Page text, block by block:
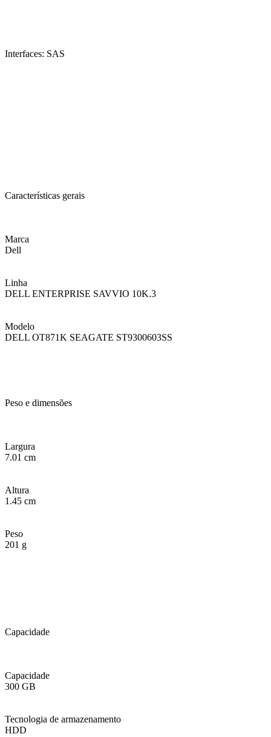
Interfaces: SAS
Características gerais
Marca
Dell
Linha
DELL ENTERPRISE SAVVIO 10K.3
Modelo
DELL OT871K SEAGATE ST9300603SS
Peso e dimensões
Largura
7.01 cm
Altura
1.45 cm
Peso
201 g
Capacidade
Capacidade
300 GB
Tecnologia de armazenamento
HDD